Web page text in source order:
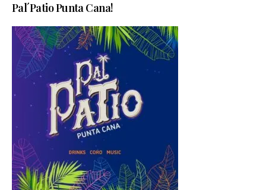
Pal´Patio Punta Cana!